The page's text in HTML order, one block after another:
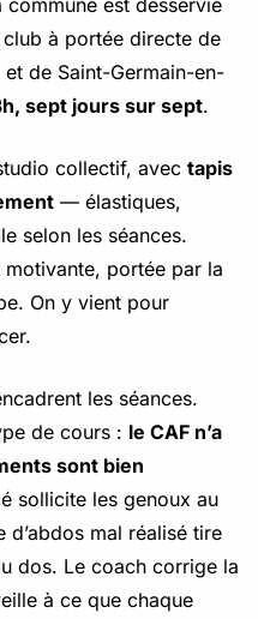
à portée directe de
de Saint-Germain-en-
sept jours sur sept.
collectif, avec tapis
— élastiques,
selon les séances.
motivante, portée par la
On y vient pour
les séances.
de cours : le CAF n’a
sont bien
sollicite les genoux au
mal réalisé tire
dos. Le coach corrige la
à ce que chaque